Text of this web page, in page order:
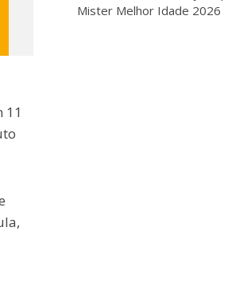
11
Mister Melhor Idade 2026